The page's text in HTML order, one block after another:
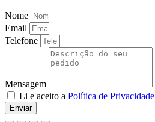
Nome
Email
Telefone
Mensagem
Li e aceito a Política de Privacidade
Enviar